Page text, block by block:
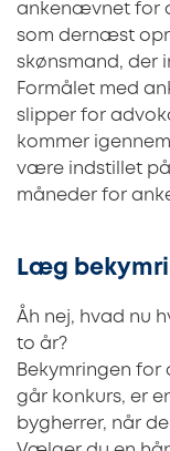
ankenævnet for
som dernæst
skønsmand, der
Formålet med
slipper for
kommer
være indstillet
måneder for
Læg
Åh nej, hvad nu
to år?
Bekymringen
går konkurs, er
bygherrer, når